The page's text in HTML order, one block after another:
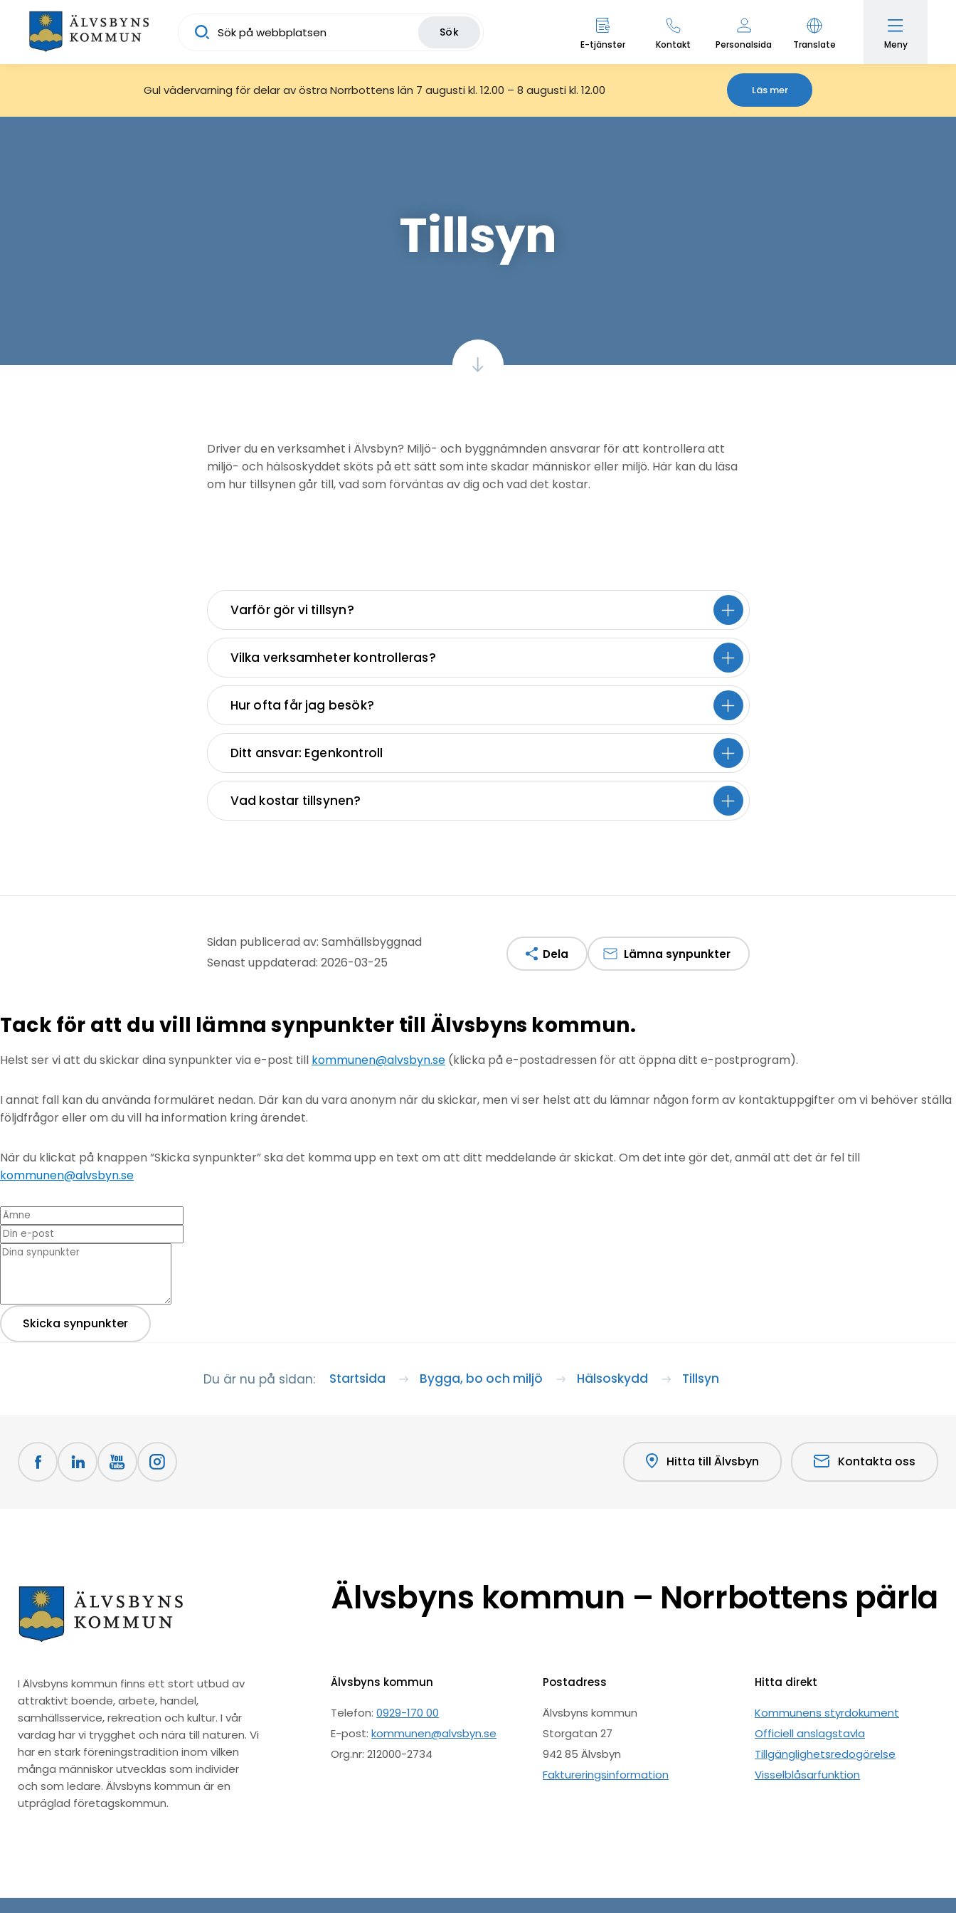
Sök
E-tjänster Kontakt Personalsida Translate Meny
Gul vädervarning för delar av östra Norrbottens län 7 augusti kl. 12.00 – 8 augusti kl. 12.00 Läs mer
Tillsyn
Driver du en verksamhet i Älvsbyn? Miljö- och byggnämnden ansvarar för att kontrollera att
miljö- och hälsoskyddet sköts på ett sätt som inte skadar människor eller miljö. Här kan du läsa
om hur tillsynen går till, vad som förväntas av dig och vad det kostar.
Varför gör vi tillsyn?
Vilka verksamheter kontrolleras?
Hur ofta får jag besök?
Ditt ansvar: Egenkontroll
Vad kostar tillsynen?
Sidan publicerad av: Samhällsbyggnad
Senast uppdaterad: 2026-03-25
Dela Lämna synpunkter
Tack för att du vill lämna synpunkter till Älvsbyns kommun.
Helst ser vi att du skickar dina synpunkter via e-post till kommunen@alvsbyn.se (klicka på e-postadressen för att öppna ditt e-postprogram).
I annat fall kan du använda formuläret nedan. Där kan du vara anonym när du skickar, men vi ser helst att du lämnar någon form av kontaktuppgifter om vi behöver ställa
följdfrågor eller om du vill ha information kring ärendet.
När du klickat på knappen ”Skicka synpunkter” ska det komma upp en text om att ditt meddelande är skickat. Om det inte gör det, anmäl att det är fel till
kommunen@alvsbyn.se
Ämne
Din e-post
* Dina synpunkter
Skicka synpunkter
Du är nu på sidan: Startsida Bygga, bo och miljö Hälsoskydd Tillsyn
Hitta till Älvsbyn Kontakta oss
I Älvsbyns kommun finns ett stort utbud av
attraktivt boende, arbete, handel,
samhällsservice, rekreation och kultur. I vår
vardag har vi trygghet och nära till naturen. Vi
har en stark föreningstradition inom vilken
många människor utvecklas som individer
och som ledare. Älvsbyns kommun är en
utpräglad företagskommun.
Älvsbyns kommun – Norrbottens pärla
Älvsbyns kommun
Telefon:0929-170 00
E-post:kommunen@alvsbyn.se
Org.nr: 212000-2734
Postadress
Älvsbyns kommun
Storgatan 27
942 85 Älvsbyn
Faktureringsinformation
Hitta direkt
Kommunens styrdokument
Officiell anslagstavla
Tillgänglighetsredogörelse
Visselblåsarfunktion